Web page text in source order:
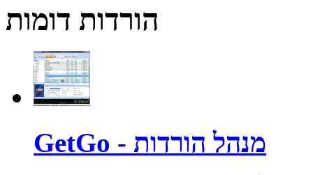
הורדות דומות
GetGo - מנהל הורדות